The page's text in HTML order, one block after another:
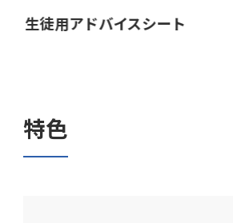
生徒用アドバイスシート
特色